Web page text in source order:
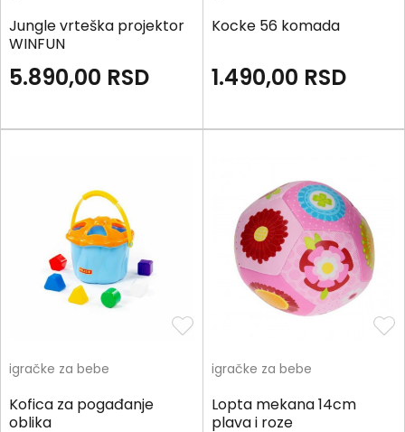
Jungle vrteška projektor
WINFUN
5.890,00 RSD
Kocke 56 komada
1.490,00 RSD
igračke za bebe
Kofica za pogađanje
oblika
igračke za bebe
Lopta mekana 14cm
plava i roze